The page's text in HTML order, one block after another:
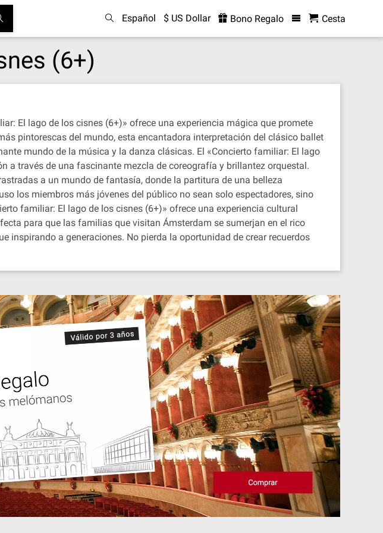
Español $ US Dollar Bono Regalo Cesta
(6+)
El lago de los cisnes (6+)» ofrece una experiencia mágica que promete
pintorescas del mundo, esta encantadora interpretación del clásico ballet
mundo de la música y la danza clásicas. El «Concierto familiar: El lago
a través de una fascinante mezcla de coreografía y brillantez orquestal.
a un mundo de fantasía, donde la partitura de una belleza
los miembros más jóvenes del público no sean solo espectadores, sino
familiar: El lago de los cisnes (6+)» ofrece una experiencia cultural
para que las familias que visitan Ámsterdam se sumerjan en el rico
a generaciones. No pierda la oportunidad de crear recuerdos